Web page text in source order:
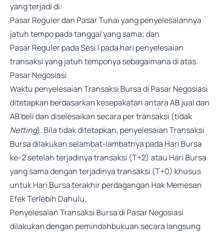
yang terjadi di:
Pasar Reguler dan Pasar Tunai yang penyelesaiannya
jatuh tempo pada tanggal yang sama; dan
Pasar Reguler pada Sesi I pada hari penyelesaian
transaksi yang jatuh temponya sebagaimana di atas.
Pasar Negosiasi
Waktu penyelesaian Transaksi Bursa di Pasar Negosiasi
ditetapkan berdasarkan kesepakatan antara AB jual dan
AB beli dan diselesaikan secara per transaksi (tidak
Netting). Bila tidak ditetapkan, penyelesaian Transaksi
Bursa dilakukan selambat-lambatnya pada Hari Bursa
ke-2 setelah terjadinya transaksi (T+2) atau Hari Bursa
yang sama dengan terjadinya transaksi (T+0) khusus
untuk Hari Bursa terakhir perdagangan Hak Memesan
Efek Terlebih Dahulu.
Penyelesaian Transaksi Bursa di Pasar Negosiasi
dilakukan dengan pemindahbukuan secara langsung